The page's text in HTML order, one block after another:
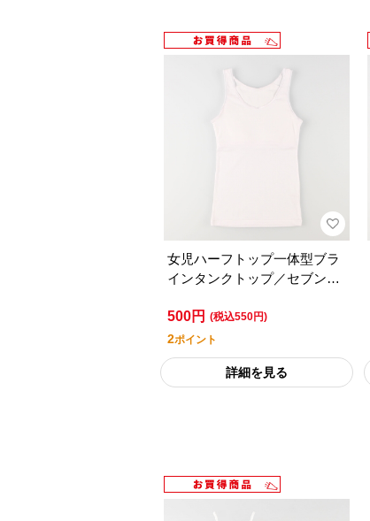
女児ハーフトップ一体型ブラ
インタンクトップ／セブンプ
500円 (税込550円)
2ポイント
詳細を見る